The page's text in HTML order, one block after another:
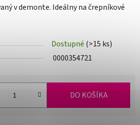
v demonte. Ideálny na črepníkové
Dostupné (>15 ks)
0000354721
DO KOŠÍKA